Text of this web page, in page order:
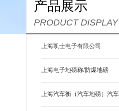
产品展示
PRODUCT DISPLAY
上海凯士电子有限公司
上海电子地磅称/防爆地磅
上海汽车衡（汽车地磅）汽